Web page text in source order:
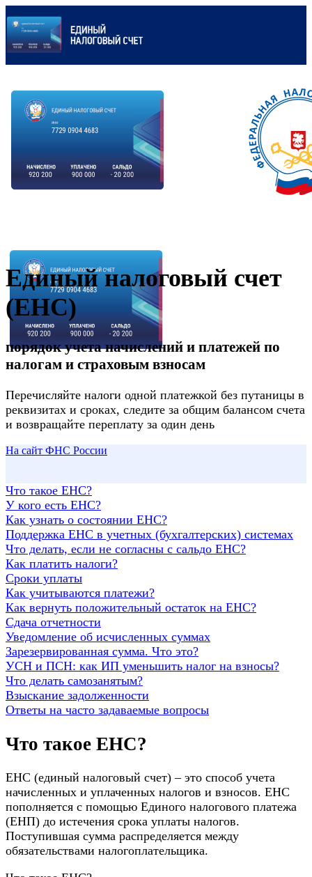
Единый налоговый счет
(ЕНС)
порядок учета начислений и платежей по
налогам и страховым взносам
Перечисляйте налоги одной платежкой без путаницы в
реквизитах и сроках, следите за общим балансом счета
и возвращайте переплату за один день
На сайт ФНС России
Что такое ЕНС?
У кого есть ЕНС?
Как узнать о состоянии ЕНС?
Поддержка ЕНС в учетных (бухгалтерских) системах
Что делать, если не согласны с сальдо ЕНС?
Как платить налоги?
Сроки уплаты
Как учитываются платежи?
Как вернуть положительный остаток на ЕНС?
Сдача отчетности
Уведомление об исчисленных суммах
Зарезервированная сумма. Что это?
УСН и ПСН: как ИП уменьшить налог на взносы?
Что делать самозанятым?
Взыскание задолженности
Ответы на часто задаваемые вопросы
Что такое ЕНС?
ЕНС (единый налоговый счет) – это способ учета
начисленных и уплаченных налогов и взносов. ЕНС
пополняется с помощью Единого налогового платежа
(ЕНП) до истечения срока уплаты налогов.
Поступившая сумма распределяется между
обязательствами налогоплательщика.